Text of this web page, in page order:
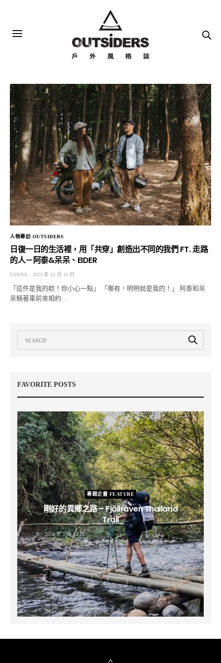
人物專訪 OUTSIDERS
日復一日的生活裡，用「共穿」創造出不同的我們 FT. 走路
的人－阿泰&呆呆、EIDER
GYUNA 2023 年 12 月 11 日
「這件是我的欸！你小心一點」 「哪有，明明就是我的！」 阿泰和呆
呆騎著車前來相約…
FAVORITE POSTS
專題企畫 FEATURE
剛好的異鄉之路 – Fjällräven Thailand
Trail
B 2019 年 2 月 12 日